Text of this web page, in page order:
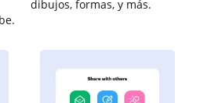
dibujos, formas, y más.